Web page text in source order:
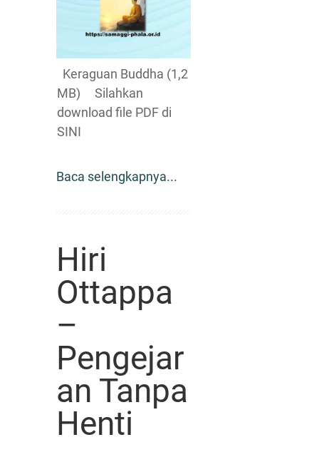
Keraguan Buddha (1,2
MB) Silahkan
download file PDF di
SINI
Baca selengkapnya...
Hiri
Ottappa
–
Pengejar
an Tanpa
Henti